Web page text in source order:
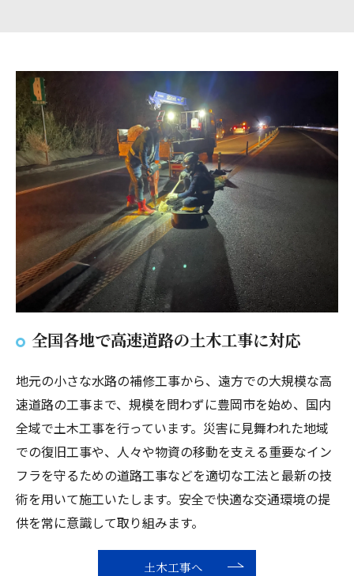
全国各地で高速道路の土木工事に対応
地元の小さな水路の補修工事から、遠方での大規模な高
速道路の工事まで、規模を問わずに豊岡市を始め、国内
全域で土木工事を行っています。災害に見舞われた地域
での復旧工事や、人々や物資の移動を支える重要なイン
フラを守るための道路工事などを適切な工法と最新の技
術を用いて施工いたします。安全で快適な交通環境の提
供を常に意識して取り組みます。
土木工事へ